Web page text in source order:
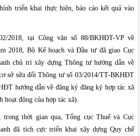
triển khai thực hiện, báo cáo kết quả vào
2018, tại Công văn số 88/BKHĐT-VP về
2018, Bộ Kế hoạch và Đầu tư đã giao Cục
chủ trì xây dựng Thông tư hướng dẫn về
sở sửa đổi Thông tư số 03/2014/TT-BKHĐT
hướng dẫn về đăng ký đăng ký hợp tác xã
hoạt động của hợp tác xã).
trong thời gian qua, Tổng cục Thuế và Cục
đã tích cực triển khai xây dựng Quy chế